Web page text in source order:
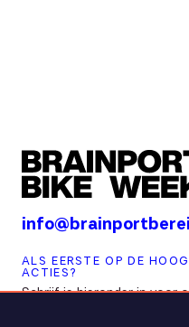
ALS EERSTE OP DE
ACTIES?
Schrijf je hieronder in voor